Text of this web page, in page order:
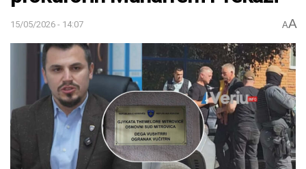
15/05/2026 - 14:07 AA